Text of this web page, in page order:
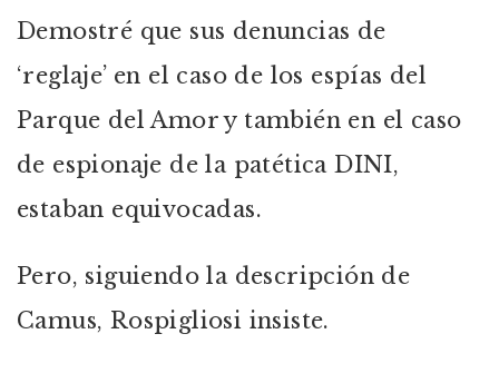
Demostré que sus denuncias de
‘reglaje’ en el caso de los espías del
Parque del Amor y también en el caso
de espionaje de la patética DINI,
estaban equivocadas.
Pero, siguiendo la descripción de
Camus, Rospigliosi insiste.